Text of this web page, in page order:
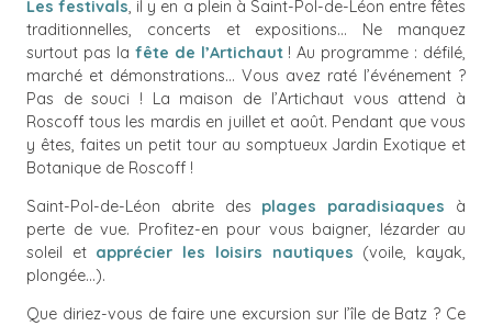
Les festivals, il y en a plein à Saint-Pol-de-Léon entre fêtes
traditionnelles, concerts et expositions… Ne manquez
surtout pas la fête de l’Artichaut! Au programme : défilé,
marché et démonstrations… Vous avez raté l’événement ?
Pas de souci ! La maison de l’Artichaut vous attend à
Roscoff tous les mardis en juillet et août. Pendant que vous
y êtes, faites un petit tour au somptueux Jardin Exotique et
Botanique de Roscoff !
Saint-Pol-de-Léon abrite des plages paradisiaques à
perte de vue. Profitez-en pour vous baigner, lézarder au
soleil et apprécier les loisirs nautiques (voile, kayak,
plongée...).
Que diriez-vous de faire une excursion sur l’île de Batz ? Ce